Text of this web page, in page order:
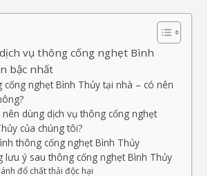
vụ thông cống nghẹt Bình
bậc nhất
cống nghẹt Bình Thủy tại nhà – có nên
nên dùng dịch vụ thông cống nghẹt
của chúng tôi?
thông cống nghẹt Bình Thủy
lưu ý sau thông cống nghẹt Bình Thủy
đổ chất thải độc hại